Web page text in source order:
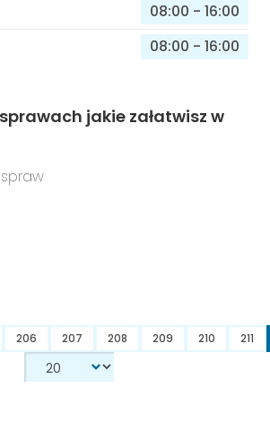
08:00 - 16:00
08:00 - 16:00
jakie załatwisz w
206 207 208 209 210 211